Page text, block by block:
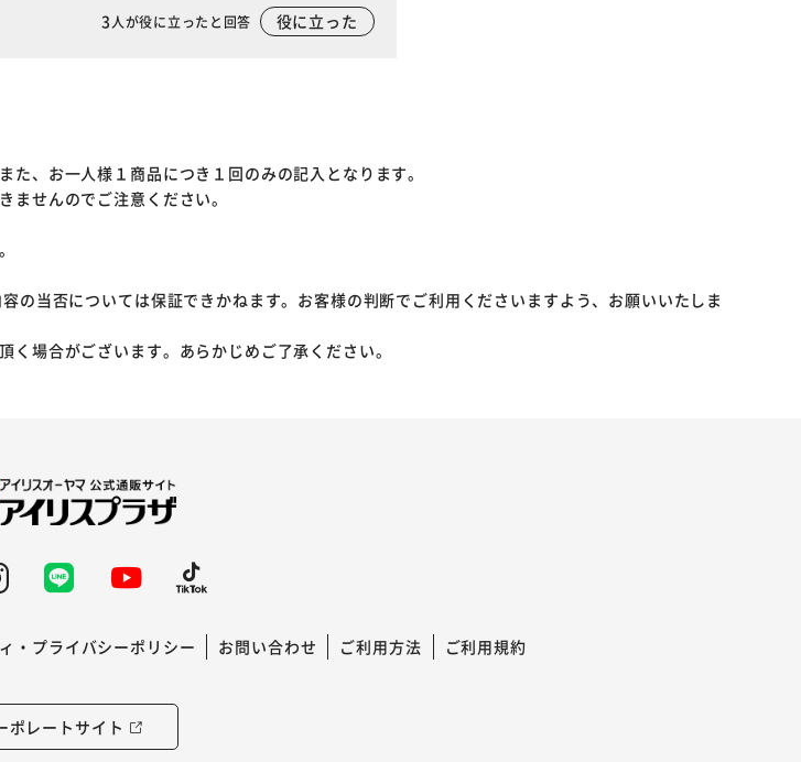
3人が役に立ったと回答 役に立った
、お一人様１商品につき１回のみの記入となります。
ませんのでご注意ください。
の当否については保証できかねます。お客様の判断でご利用くださいますよう、お願いいたしま
場合がございます。あらかじめご了承ください。
・プライバシーポリシー お問い合わせ ご利用方法 ご利用規約
ポレートサイト